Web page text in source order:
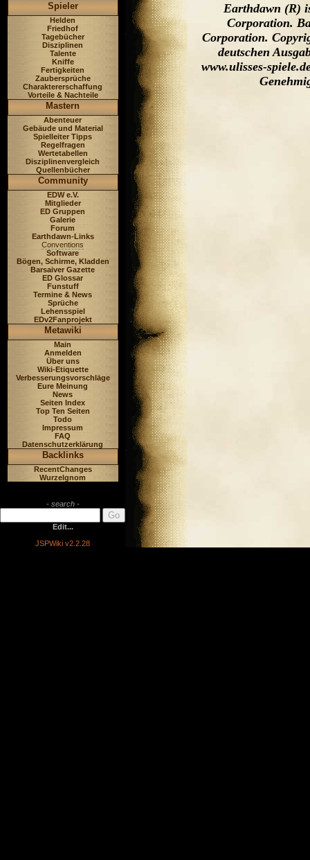
Spieler
Helden
Friedhof
Tagebücher
Disziplinen
Talente
Kniffe
Fertigkeiten
Zaubersprüche
Charaktererschaffung
Vorteile & Nachteile
Mastern
Abenteuer
Gebäude und Material
Spielleiter Tipps
Regelfragen
Wertetabellen
Disziplinenvergleich
Quellenbücher
Community
EDW e.V.
Mitglieder
ED Gruppen
Galerie
Forum
Earthdawn-Links
Conventions
Software
Bögen, Schirme, Kladden
Barsaiver Gazette
ED Glossar
Funstuff
Termine & News
Sprüche
Lehensspiel
EDv2Fanprojekt
Metawiki
Main
Anmelden
Über uns
Wiki-Etiquette
Verbesserungsvorschläge
Eure Meinung
News
Seiten Index
Top Ten Seiten
Todo
Impressum
FAQ
Datenschutzerklärung
Backlinks
RecentChanges
Wurzelgnom
- search -
Edit...
JSPWiki v2.2.28
Earthdawn (R)
Corporation.
Corporation.
deutschen
www.ulisses-